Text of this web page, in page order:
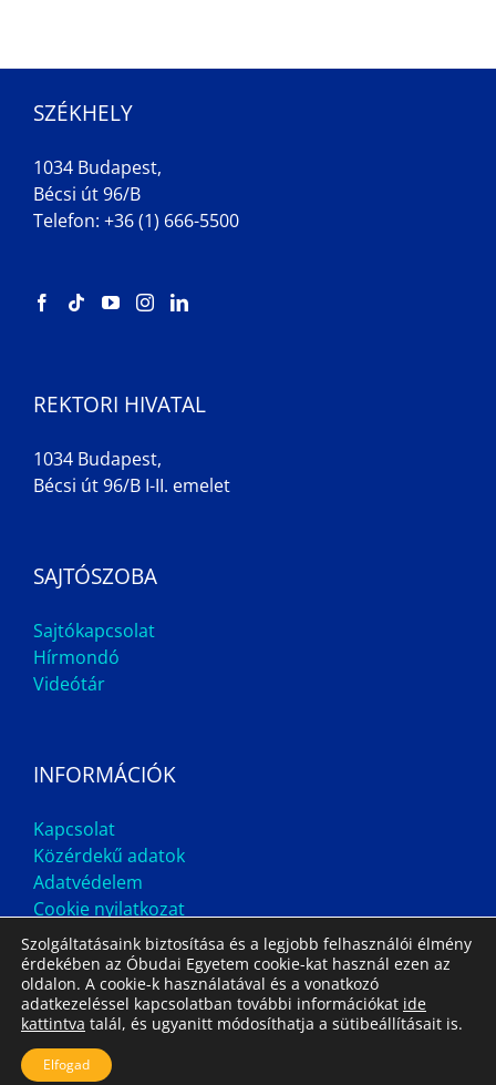
SZÉKHELY
1034 Budapest,
Bécsi út 96/B
Telefon: +36 (1) 666-5500
REKTORI HIVATAL
1034 Budapest,
Bécsi út 96/B I-II. emelet
SAJTÓSZOBA
Sajtókapcsolat
Hírmondó
Videótár
INFORMÁCIÓK
Kapcsolat
Közérdekű adatok
Adatvédelem
Cookie nyilatkozat
Impresszum
Szolgáltatásaink biztosítása és a legjobb felhasználói élmény
érdekében az Óbudai Egyetem cookie-kat használ ezen az
oldalon. A cookie-k használatával és a vonatkozó
adatkezeléssel kapcsolatban további információkat ide
kattintva talál, és ugyanitt módosíthatja a sütibeállításait is.
Elfogad